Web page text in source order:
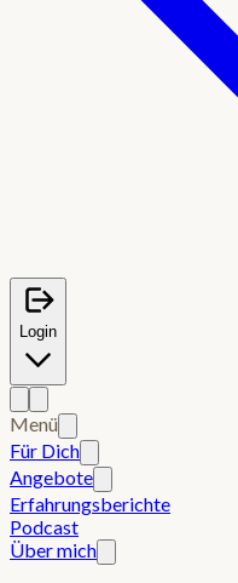
Login
Menü
Für Dich
Angebote
Erfahrungsberichte
Podcast
Über mich